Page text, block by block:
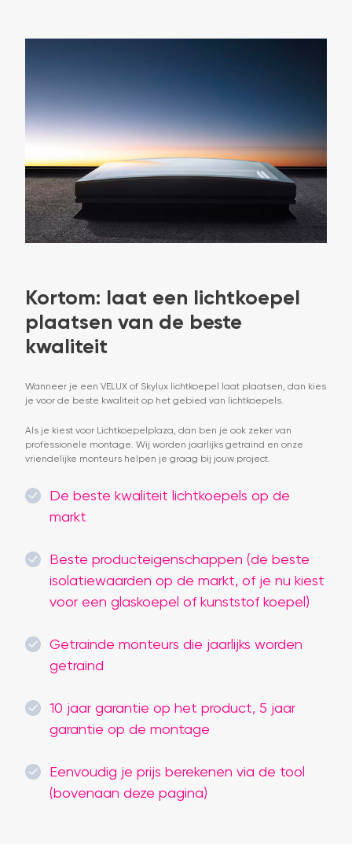
Kortom: laat een lichtkoepel
plaatsen van de beste
kwaliteit
Wanneer je een VELUX of Skylux lichtkoepel laat plaatsen, dan kies
je voor de beste kwaliteit op het gebied van lichtkoepels.
Als je kiest voor Lichtkoepelplaza, dan ben je ook zeker van
professionele montage. Wij worden jaarlijks getraind en onze
vriendelijke monteurs helpen je graag bij jouw project.
De beste kwaliteit lichtkoepels op de
markt
Beste producteigenschappen (de beste
isolatiewaarden op de markt, of je nu kiest
voor een glaskoepel of kunststof koepel)
Getrainde monteurs die jaarlijks worden
getraind
10 jaar garantie op het product, 5 jaar
garantie op de montage
Eenvoudig je prijs berekenen via de tool
(bovenaan deze pagina)